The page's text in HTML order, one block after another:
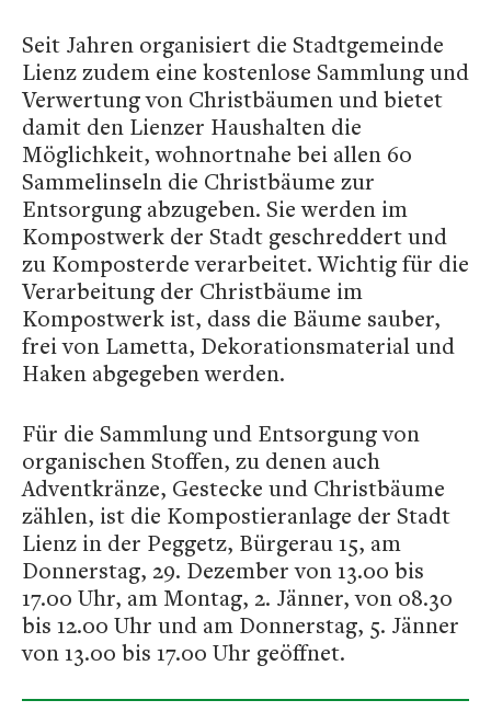
Seit Jahren organisiert die Stadtgemeinde
Lienz zudem eine kostenlose Sammlung und
Verwertung von Christbäumen und bietet
damit den Lienzer Haushalten die
Möglichkeit, wohnortnahe bei allen 60
Sammelinseln die Christbäume zur
Entsorgung abzugeben. Sie werden im
Kompostwerk der Stadt geschreddert und
zu Komposterde verarbeitet. Wichtig für die
Verarbeitung der Christbäume im
Kompostwerk ist, dass die Bäume sauber,
frei von Lametta, Dekorationsmaterial und
Haken abgegeben werden.
Für die Sammlung und Entsorgung von
organischen Stoffen, zu denen auch
Adventkränze, Gestecke und Christbäume
zählen, ist die Kompostieranlage der Stadt
Lienz in der Peggetz, Bürgerau 15, am
Donnerstag, 29. Dezember von 13.00 bis
17.00 Uhr, am Montag, 2. Jänner, von 08.30
bis 12.00 Uhr und am Donnerstag, 5. Jänner
von 13.00 bis 17.00 Uhr geöffnet.